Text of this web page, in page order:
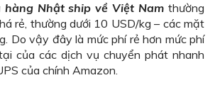
hàng Nhật ship về Việt Nam thường
rẻ, thường dưới 10 USD/kg – các mặt
Do vậy đây là mức phí rẻ hơn mức phí
của các dịch vụ chuyển phát nhanh
của chính Amazon.